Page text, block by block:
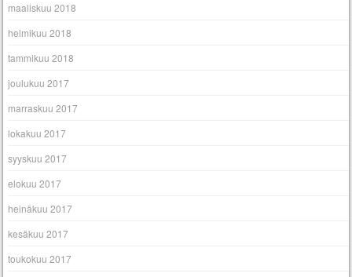
maaliskuu 2018
helmikuu 2018
tammikuu 2018
joulukuu 2017
marraskuu 2017
lokakuu 2017
syyskuu 2017
elokuu 2017
heinäkuu 2017
kesäkuu 2017
toukokuu 2017